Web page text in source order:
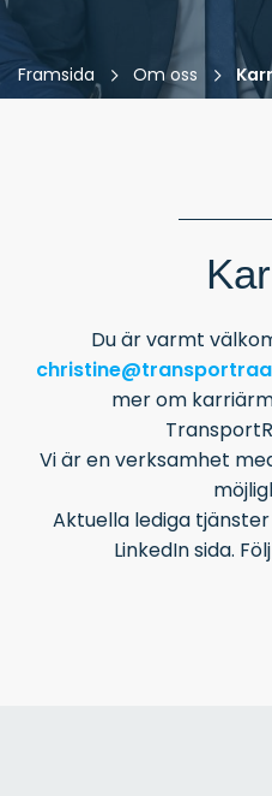
Framsida Om oss
Du är varmt
mer om
Vi är en verksamhet
Aktuella lediga
LinkedIn sida.